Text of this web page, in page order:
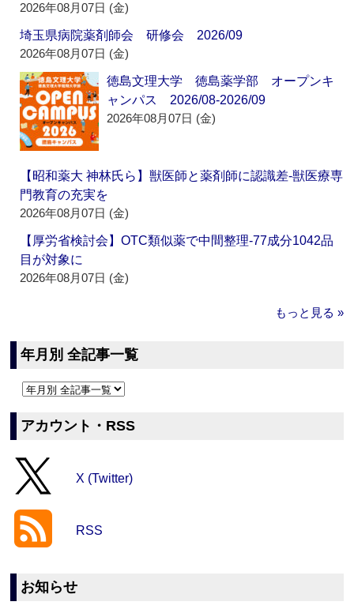
2026年08月07日 (金)
埼玉県病院薬剤師会 研修会 2026/09
2026年08月07日 (金)
徳島文理大学 徳島薬学部 オープンキ
ャンパス 2026/08-2026/09
2026年08月07日 (金)
【昭和薬大 神林氏ら】獣医師と薬剤師に認識差‐獣医療専
門教育の充実を
2026年08月07日 (金)
【厚労省検討会】OTC類似薬で中間整理‐77成分1042品
目が対象に
2026年08月07日 (金)
もっと見る »
年月別 全記事一覧
アカウント・RSS
X (Twitter)
RSS
お知らせ